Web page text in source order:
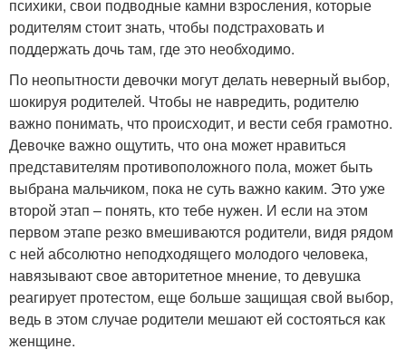
психики, свои подводные камни взросления, которые
родителям стоит знать, чтобы подстраховать и
поддержать дочь там, где это необходимо.
По неопытности девочки могут делать неверный выбор,
шокируя родителей. Чтобы не навредить, родителю
важно понимать, что происходит, и вести себя грамотно.
Девочке важно ощутить, что она может нравиться
представителям противоположного пола, может быть
выбрана мальчиком, пока не суть важно каким. Это уже
второй этап – понять, кто тебе нужен. И если на этом
первом этапе резко вмешиваются родители, видя рядом
с ней абсолютно неподходящего молодого человека,
навязывают свое авторитетное мнение, то девушка
реагирует протестом, еще больше защищая свой выбор,
ведь в этом случае родители мешают ей состояться как
женщине.